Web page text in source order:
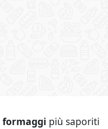
formaggi più saporiti